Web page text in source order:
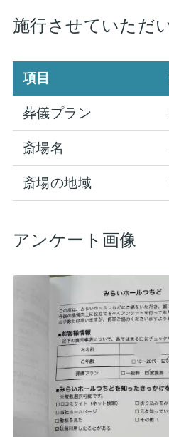
施行させていただ
項目
葬儀プラン
斎場名
斎場の地域
アンケート画像